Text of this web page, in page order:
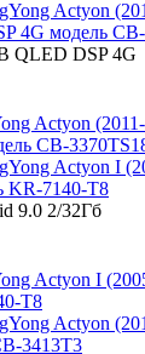
QLED DSP 4G
Actyon
CB-
9.0 2/32Гб
Actyon I
T8